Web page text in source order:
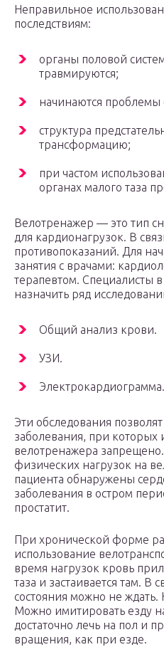
Неправильное
последствиям:
органы половой
травмируются;
начинаются проблемы
структура
трансформацию;
при частом
органах малого таза
Велотренажер — это тип
для кардионагрузок. В
противопоказаний. Для
занятия с врачами:
терапевтом. Специалисты
назначить ряд
Общий анализ крови.
УЗИ.
Электрокардиограмма.
Эти обследования
заболевания, при которых
велотренажера запрещено.
физических нагрузок на
пациента обнаружены
заболевания в остром
простатит.
При хронической форме
использование
время нагрузок кровь
таза и застаивается там. В
состояния можно не ждать.
Можно имитировать езду
достаточно лечь на пол и
вращения, как при езде.